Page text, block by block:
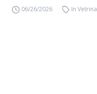
06/26/2026 In Vetrina